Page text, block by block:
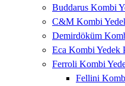
Buddarus Kombi
C&M Kombi
Demirdöküm
Eca Kombi Yedek
Ferroli Kombi
Fellini